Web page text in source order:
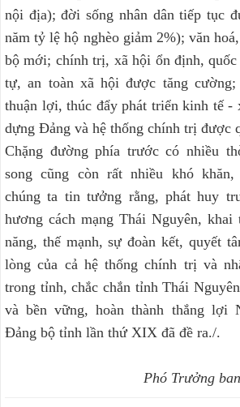
nội địa); đời sống nhân dân tiếp tục
năm tỷ lệ hộ nghèo giảm 2%); văn
bộ mới; chính trị, xã hội ổn định,
tự, an toàn xã hội được tăng
thuận lợi, thúc đẩy phát triển kinh tế -
dựng Đảng và hệ thống chính trị được
Chặng đường phía trước có nhiều
song cũng còn rất nhiều khó khăn,
chúng ta tin tưởng rằng, phát huy
hương cách mạng Thái Nguyên, khai
năng, thế mạnh, sự đoàn kết, quyết
lòng của cả hệ thống chính trị và
trong tỉnh, chắc chắn tỉnh Thái
và bền vững, hoàn thành thắng lợi
Đảng bộ tỉnh lần thứ XIX đã đề ra./.
Phó Trưởng